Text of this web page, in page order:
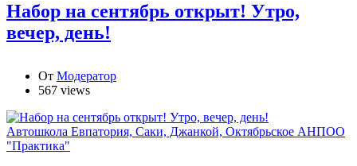
Набор на сентябрь открыт! Утро,
вечер, день!
От Модератор
567 views
Автошкола Евпатория, Саки, Джанкой, Октябрьское АНПОО
"Практика"